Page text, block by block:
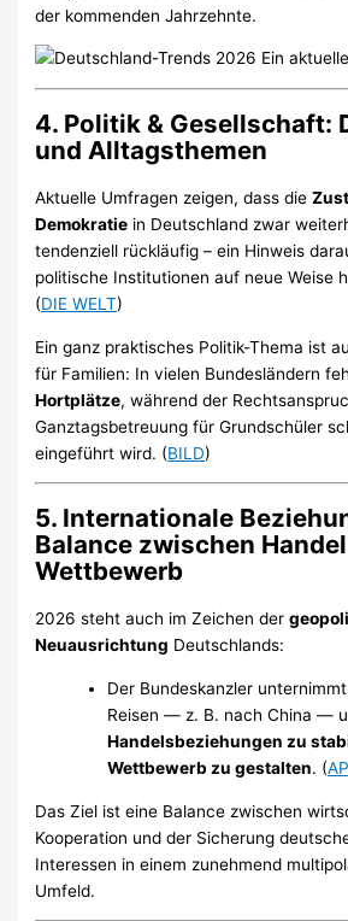
der kommenden Jahrzehnte.
4. Politik & Gesellschaft:
und Alltagsthemen
Aktuelle Umfragen zeigen, dass die
Demokratie in Deutschland zwar
tendenziell rückläufig – ein Hinweis
politische Institutionen auf neue Weise
(DIE WELT)
Ein ganz praktisches Politik-Thema ist
für Familien: In vielen Bundesländern
Hortplätze, während der
Ganztagsbetreuung für Grundschüler
eingeführt wird. (BILD)
5. Internationale
Balance zwischen
Wettbewerb
2026 steht auch im Zeichen der
Neuausrichtung Deutschlands:
Der Bundeskanzler
Reisen — z. B. nach China —
Handelsbeziehungen zu
Wettbewerb zu gestalten. (
Das Ziel ist eine Balance zwischen
Kooperation und der Sicherung
Interessen in einem zunehmend
Umfeld.